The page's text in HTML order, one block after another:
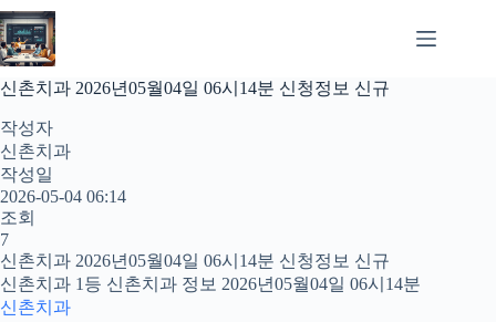
본
문
으
로
건
너
뛰
기
신촌치과 2026년05월04일 06시14분 신청정보 신규
작성자
신촌치과
작성일
2026-05-04 06:14
조회
7
신촌치과 2026년05월04일 06시14분 신청정보 신규
신촌치과 1등 신촌치과 정보 2026년05월04일 06시14분
신촌치과